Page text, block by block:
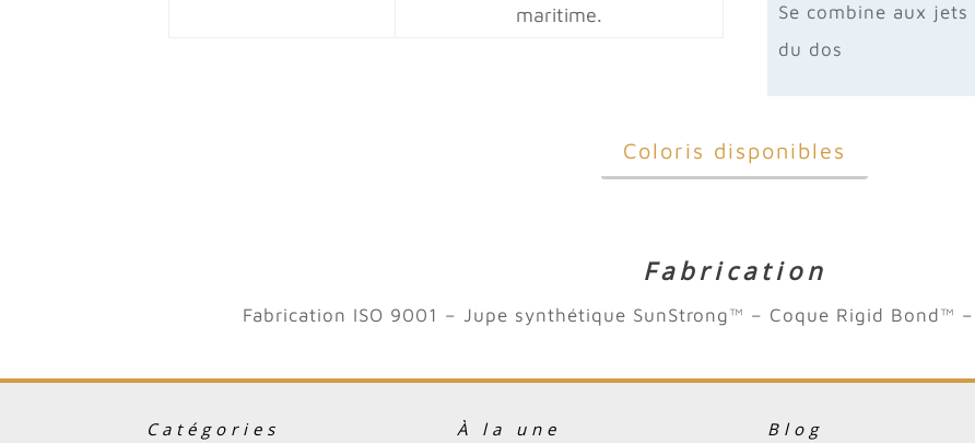
maritime.
Se combine aux
du dos
Coloris disponibles
Fabrication
Fabrication ISO 9001 – Jupe synthétique SunStrong™ – Coque Rigid Bond™
Catégories À la une Blog